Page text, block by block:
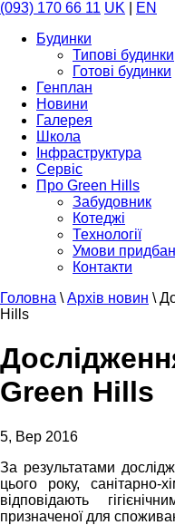
(093) 170 66 11 UK
EN
Будинки
Типові будинки
Готові будинки
Генплан
Новини
Галерея
Школа
Інфраструктура
Сервіс
Про Green Hills
Забудовник
Котеджі
Технології
Умови
Контакти
Головна \ Архів новин \
Hills
Green Hills
5, Вер 2016
За результатами
цього року, санітарно-
відповідають
призначеної для